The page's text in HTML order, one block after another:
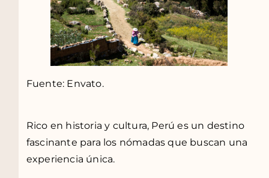
Fuente: Envato.
Rico en historia y cultura, Perú es un destino
fascinante para los nómadas que buscan una
experiencia única.